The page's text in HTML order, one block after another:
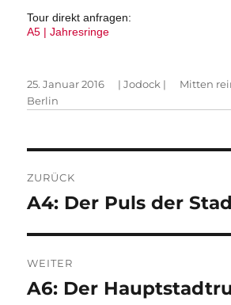
Tour direkt anfragen:
A5 | Jahresringe
Veröffentlicht
am
25. Januar 2016 |Autor
Jodock | Mitten
Berlin
ZURÜCK
Vorheriger
Beitrag:
A4: Der Puls der
WEITER
Nächster
Beitrag:
A6: Der